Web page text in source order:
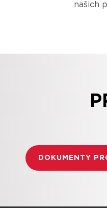
našich
DOKUMENTY